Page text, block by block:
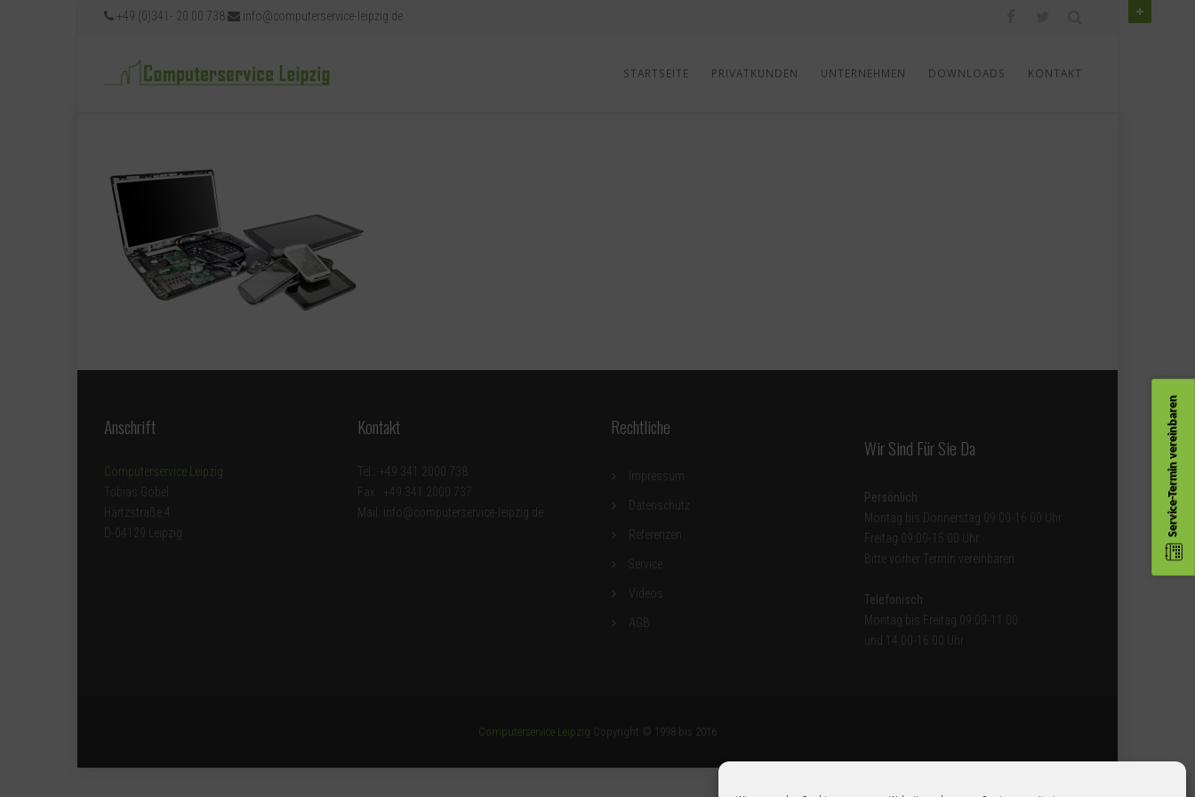
+49 (0)341- 20 00 738 info@computerservice-leipzig.de
STARTSEITE PRIVATKUNDEN UNTERNEHMEN DOWNLOADS KONTAKT
Anschrift
Computerservice Leipzig
Tobias Göbel
Hartzstraße 4
D-04129 Leipzig
Kontakt
Tel.: +49 341 2000 738
Fax : +49 341 2000 737
Mail: info@computerservice-leipzig.de
Rechtliche
Impressum
Datenschutz
Referenzen
Service
Videos
AGB
Wir Sind Für Sie Da
Persönlich
Montag bis Donnerstag 09:00-16:00 Uhr
Freitag 09:00-15:00 Uhr
Bitte vorher Termin vereinbaren
Telefonisch
Montag bis Freitag 09:00-11:00
und 14:00-16:00 Uhr
Computerservice Leipzig Copyright © 1998 bis 2016
Service-Termin vereinbaren